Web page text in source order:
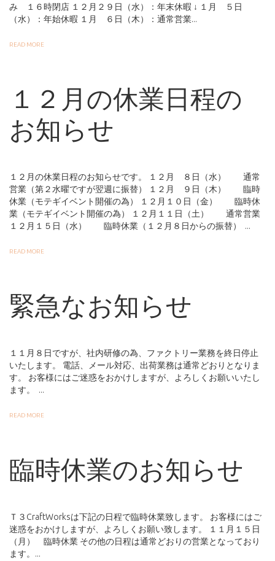
み １６時閉店 １２月２９日（水）：年末休暇 ↓ １月 ５日
（水）：年始休暇 １月 ６日（木）：通常営業...
READ MORE
１２月の休業日程の
お知らせ
１２月の休業日程のお知らせです。 １２月 ８日（水） 通常
営業（第２水曜ですが翌週に振替） １２月 ９日（木） 臨時
休業（モテギイベント開催の為） １２月１０日（金） 臨時休
業（モテギイベント開催の為） １２月１１日（土） 通常営業
１２月１５日（水） 臨時休業（１２月８日からの振替） ...
READ MORE
緊急なお知らせ
１１月８日ですが、社内研修の為、ファクトリー業務を終日停止
いたします。 電話、メール対応、出荷業務は通常どおりとなりま
す。 お客様にはご迷惑をおかけしますが、よろしくお願いいたし
ます。 ...
READ MORE
臨時休業のお知らせ
Ｔ３CraftWorksは下記の日程で臨時休業致します。 お客様にはご
迷惑をおかけしますが、よろしくお願い致します。 １１月１５日
（月） 臨時休業 その他の日程は通常どおりの営業となっており
ます。...